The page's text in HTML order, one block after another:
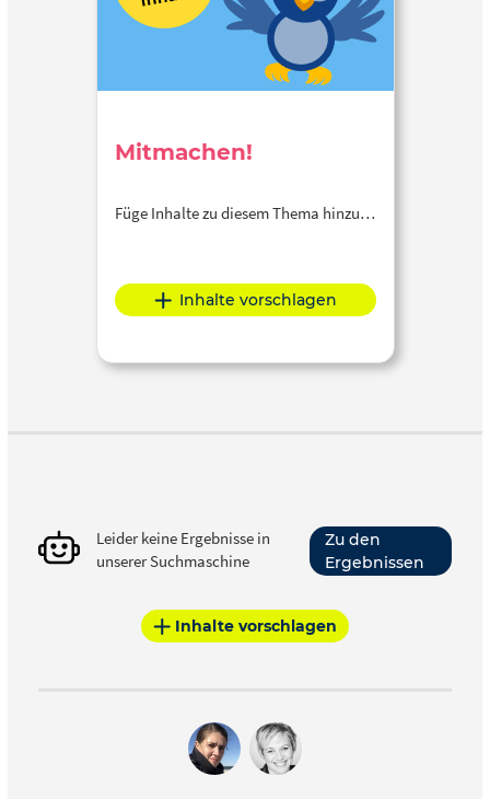
Mitmachen!
Füge Inhalte zu diesem Thema hinzu…
Inhalte vorschlagen
Leider keine Ergebnisse in
unserer Suchmaschine
Zu den
Ergebnissen
Inhalte vorschlagen